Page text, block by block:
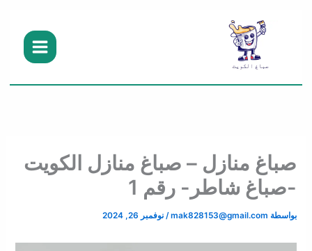
صباغ منازل – صباغ منازل الكويت
-صباغ شاطر- رقم 1
بواسطة mak828153@gmail.com
/نوفمبر 26, 2024